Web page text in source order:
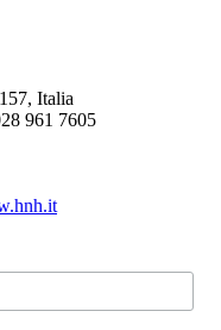
Italia
961 7605